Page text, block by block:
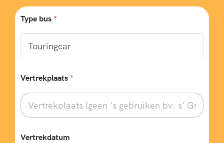
Type bus *
Vertrekplaats *
Vertrekdatum